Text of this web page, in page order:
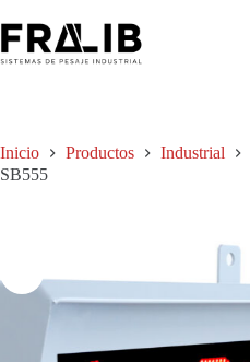
al
contenido
Inicio Productos Industrial
SB555